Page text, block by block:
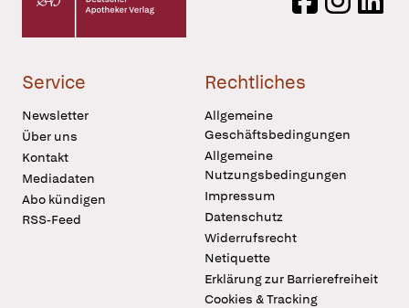
Service
Newsletter
Über uns
Kontakt
Mediadaten
Abo kündigen
RSS-Feed
Rechtliches
Allgemeine
Geschäftsbedingungen
Allgemeine
Nutzungsbedingungen
Impressum
Datenschutz
Widerrufsrecht
Netiquette
Erklärung zur Barrierefreiheit
Cookies & Tracking